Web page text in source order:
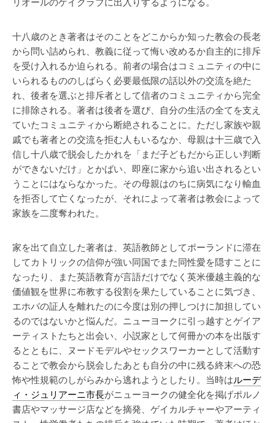
リオールのゲイクラブに出入りするようになる。
十八歳のとき著者はそのことをどこからか知った教会の長老
から問い詰められ、教義に従って悔い改めるか自主的に排斥
を受け入れるか迫られる。前者の場合はコミュニティの中に
いられるもののしばらく必要最低限の話以外の交流を絶た
れ、後者を選ぶと排斥者として信者のコミュニティから完全
に排除される。著者は後者を選び、自分の生活の全てを支え
ていたコミュニティから断絶されることに。ただし家族や親
戚でも著者との交流を拒む人もいるなか、母親は十三歳で入
信し十八歳で脱会したかれを「まだ子どもだから正しい判断
ができないだけ」とかばい、即座に家から追い出されるとい
うことにはならなかった。その母親はのちに病気になり輸血
を拒否して亡くなったが、それによって著者は教会によって
家族を二度奪われた。
家を出て自立した著者は、英語教師としてポーランドに滞在
してカトリックの信仰が強い同国でまた同性愛を隠すことに
なったり、また英語教育が言語だけでなく英米優越主義的な
価値観を世界に布教する役割を果たしていることに気づき、
エホバの証人を離れたのに今度は別の押しつけに加担してい
るのではないかと悩んだ。ニューヨークに引っ越すとゲイア
ーティストたちと出会い、小説家として何冊かの本を出版す
るとともに、ヌードモデルやセックスワーカーとして活動す
ることで教会から脱会したあとも自分の中に残る終末への恐
怖や性規範のしがらみから逃れようとしたり。当時はルーデ
ィ・ジュリアーニ市長がニューヨークの健全化を掲げポルノ
書店やマッサージ店などを摘発、ゲイカルチャーやアーティ